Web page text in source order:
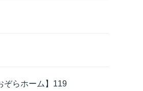
ぞらホーム】119